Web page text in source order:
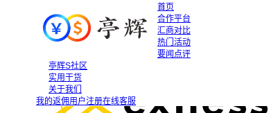
首页
合作平台
汇商对比
热门活动
要闻点评
亭辉S社区
实用干货
关于我们
我的返佣用户注册在线客服
外汇基础知识科普
2023-07-15